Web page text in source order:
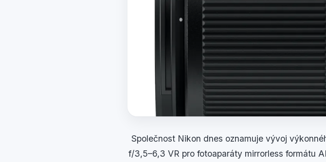
Společnost Nikon dnes oznamuje vývoj
f/3,5–6,3 VR pro fotoaparáty mirrorless formátu